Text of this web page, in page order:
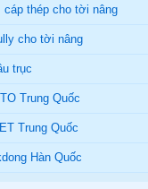
cáp thép cho tời nâng
cho tời nâng
trục
Trung Quốc
Trung Quốc
Hàn Quốc